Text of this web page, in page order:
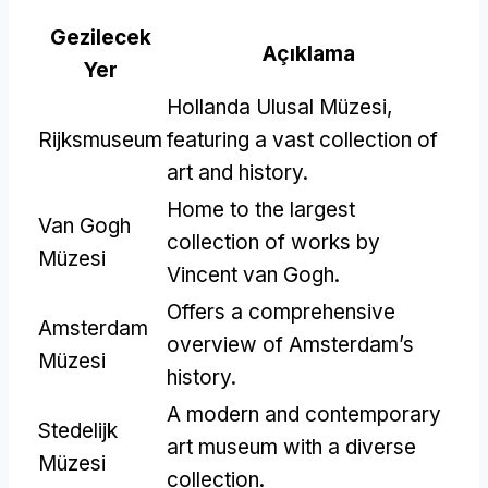
Gezilecek
Yer
Açıklama
Rijksmuseum
Hollanda Ulusal Müzesi,
featuring a vast collection of
art and history.
Van Gogh
Müzesi
Home to the largest
collection of works by
Vincent van Gogh.
Amsterdam
Müzesi
Offers a comprehensive
overview of Amsterdam’s
history.
Stedelijk
Müzesi
A modern and contemporary
art museum with a diverse
collection.